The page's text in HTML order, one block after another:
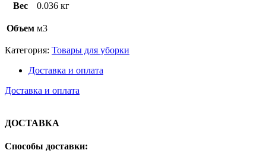
Вес 0.036 кг
Объем м3
Категория: Товары для уборки
Доставка и оплата
Доставка и оплата
ДОСТАВКА
Способы доставки: